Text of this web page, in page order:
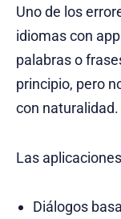
Uno de los
idiomas con
palabras o
principio, pero
con naturalidad.
Las
Diálogos